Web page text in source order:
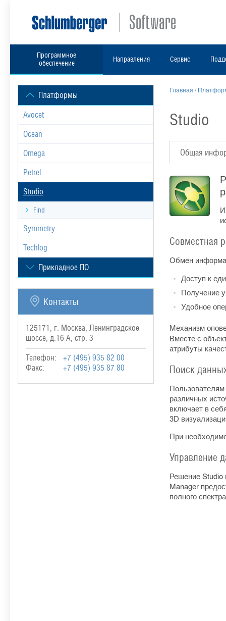
Программное
обеспечение
Направления Сервис
Платформы
Avocet
Ocean
Omega
Petrel
Studio
Find
Symmetry
Techlog
Прикладное ПО
Контакты
125171, г. Москва, Ленинградское
шоссе, д.16 А, стр. 3
Телефон:
+7 (495) 935 82 00
Факс:
+7 (495) 935 87 80
Главная /
Studio
Общая
Совместная
Обмен
Доступ к
Получение
Удобное
Механизм
Вместе с
атрибуты
Поиск
Пользователям
различных
включает в
3D
При
Управление
Решение Studio
Manager
полного